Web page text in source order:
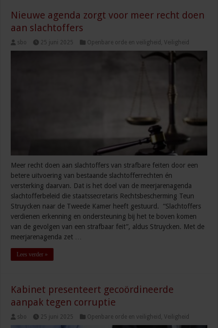
Nieuwe agenda zorgt voor meer recht doen
aan slachtoffers
sbo 25 juni 2025 Openbare orde en veiligheid ,Veiligheid
Meer recht doen aan slachtoffers van strafbare feiten door een
betere uitvoering van bestaande slachtofferrechten én
versterking daarvan. Dat is het doel van de meerjarenagenda
slachtofferbeleid die staatssecretaris Rechtsbescherming Teun
Struycken naar de Tweede Kamer heeft gestuurd. “Slachtoffers
verdienen erkenning en ondersteuning bij het te boven komen
van de gevolgen van een strafbaar feit”, aldus Struycken. Met de
meerjarenagenda zet …
Lees verder »
Kabinet presenteert gecoördineerde
aanpak tegen corruptie
sbo 25 juni 2025 Openbare orde en veiligheid ,Veiligheid